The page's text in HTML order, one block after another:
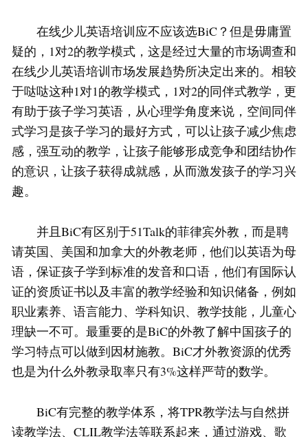
在线少儿英语培训应不应该选BiC？但是毋庸置
疑的，1对2的教学模式，这是经过大量的市场调查和
在线少儿英语培训市场发展趋势所决定出来的。相较
于哒哒这种1对1的教学模式，1对2的同伴式教学，更
有助于孩子学习英语，从心理学角度来说，空间同伴
式学习是孩子学习的最好方式，可以让孩子减少焦虑
感，强互动的教学，让孩子能够形成竞争和团结协作
的意识，让孩子获得成就感，从而激发孩子的学习兴
趣。
并且BiC有区别于51Talk的菲律宾外教，而是聘
请英国、美国和加拿大的外教老师，他们以英语为母
语，保证孩子学到标准的发音和口语，他们有国际认
证的资质证书以及丰富的教学经验和知识储备，例如
职业素养、语言能力、学科知识、教学技能，儿童心
理缺一不可。最重要的是BiC的外教了解中国孩子的
学习特点可以做到因材施教。BiC才外教资源的优秀
也是为什么外教录取率只有3%这样严苛的数学。
BiC有完整的教学体系，将TPR教学法与自然拼
读教学法、CLIL教学法等联系起来，通过游戏、歌